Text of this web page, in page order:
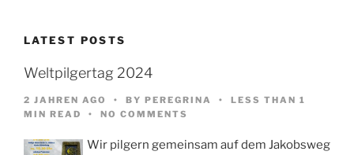
LATEST POSTS
Weltpilgertag 2024
2 JAHREN AGO BY PEREGRINA
LESS THAN 1
MIN READ
NO COMMENTS
Wir pilgern gemeinsam auf dem Jakobsweg